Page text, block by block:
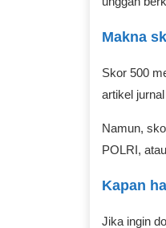
Makna
Skor 500
artikel
Namun,
POLRI,
Kapan
Jika ingin